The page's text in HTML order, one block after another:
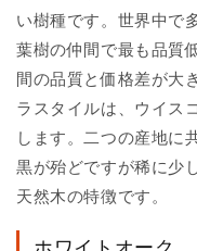
い樹種です。世界中で
葉樹の仲間で最も品質
間の品質と価格差が大
ラスタイルは、ウイス
します。二つの産地に
黒が殆どですが稀に少
天然木の特徴です。